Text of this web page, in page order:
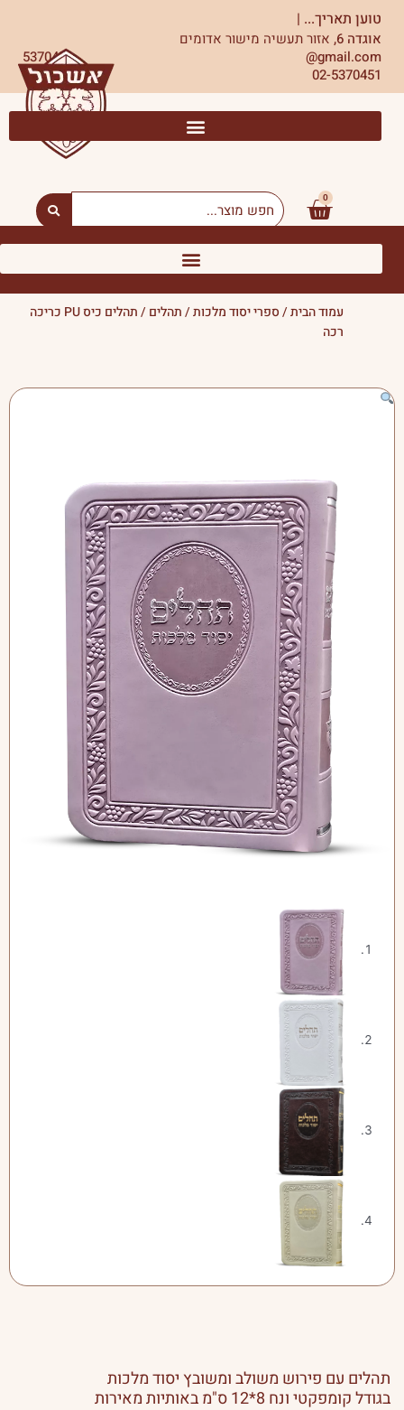
לתוכןטוען תאריך... |
אוגדה 6,
אזור תעשיה מישור אדומים
5370451
gmail.com@
02-5370451
0
עגלת
קניות
Search
...
עמוד הבית/ספרי יסוד מלכות/תהלים
/ תהלים כיס PU כריכה
רכה
תהלים עם פירוש משולב ומשובץ יסוד מלכות
בגודל קומפקטי ונח 8*12 ס"מ באותיות מאירות